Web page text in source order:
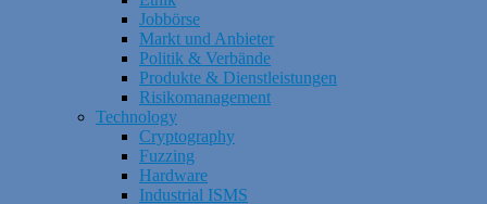
Jobbörse
Markt und Anbieter
Politik & Verbände
Produkte & Dienstleistungen
Risikomanagement
Technology
Cryptography
Fuzzing
Hardware
Industrial ISMS